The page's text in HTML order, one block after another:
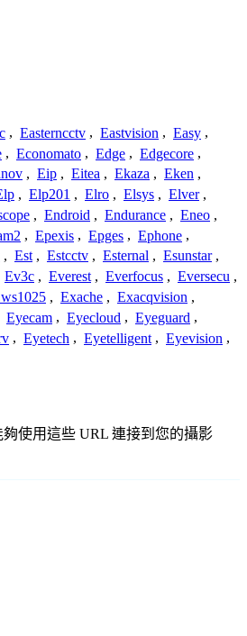
, Easterncctv , Eastvision , Easy ,
, Economato , Edge , Edgecore ,
, Eip , Eitea , Ekaza , Eken ,
, Elp201 , Elro , Elsys , Elver ,
, Endroid , Endurance , Eneo ,
, Epexis , Epges , Ephone ,
, Est , Estcctv , Esternal , Esunstar ,
Ev3c , Everest , Everfocus , Eversecu ,
, Exache , Exacqvision ,
Eyecam , Eyecloud , Eyeguard ,
, Eyetech , Eyetelligent , Eyevision ,
使用這些 URL 連接到您的攝影